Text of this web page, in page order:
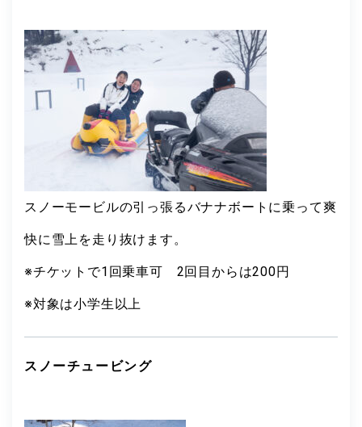
スノーモービルの引っ張るバナナボートに乗って爽
快に雪上を走り抜けます。
※チケットで1回乗車可 2回目からは200円
※対象は小学生以上
スノーチュービング